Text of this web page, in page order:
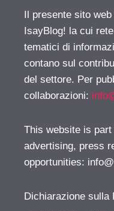
Il presente sito
IsayBlog! la cui
tematici di
contano sul
del settore. Per
collaborazioni:
This website is
advertising, press
opportunities:
Dichiarazione sulla